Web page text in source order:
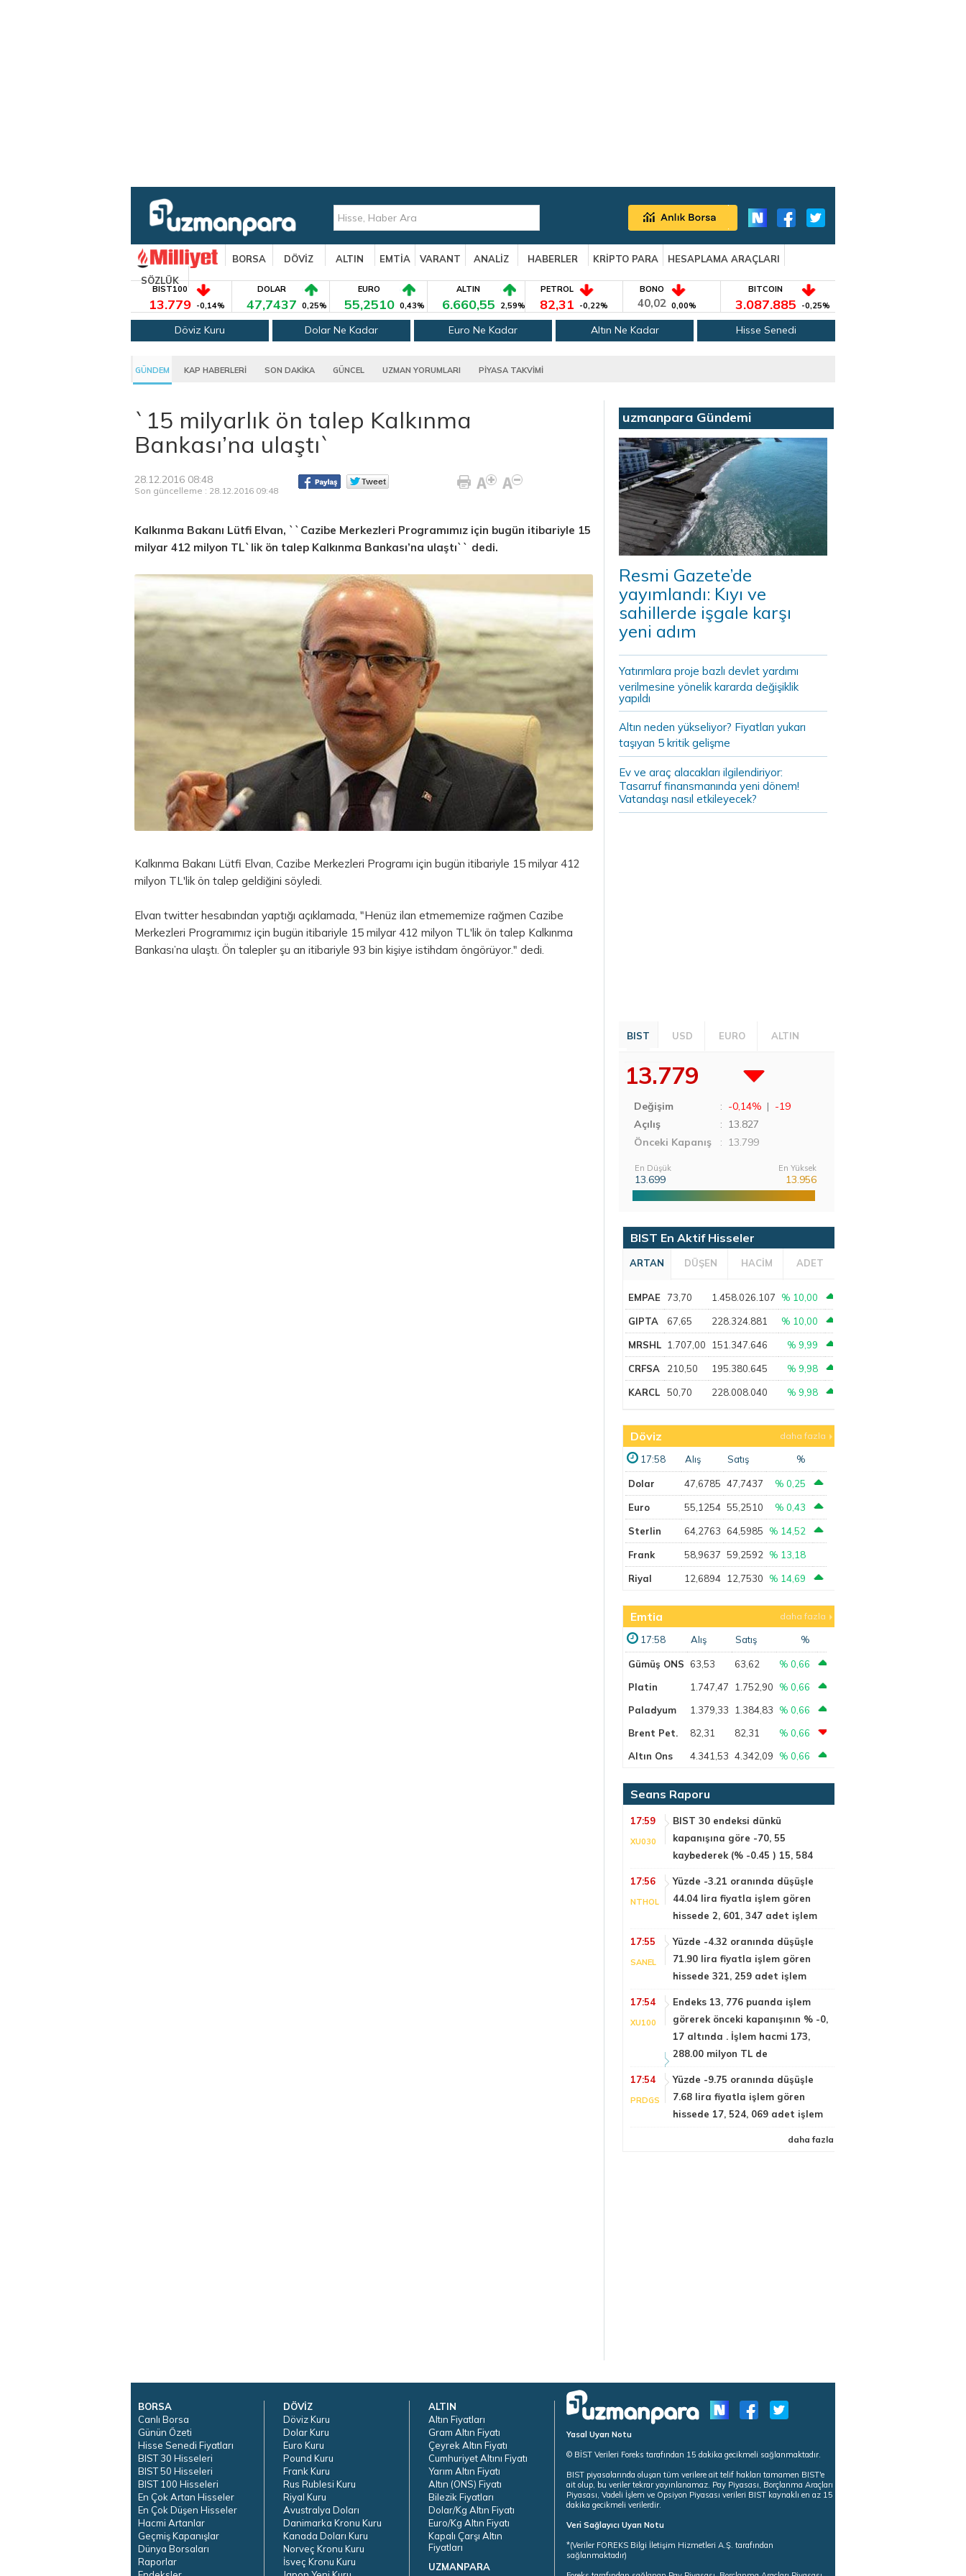
BORSA DÖVİZ ALTIN EMTİA VARANT ANALİZ HABERLER KRİPTO PARA
HESAPLAMA ARAÇLARI
SÖZLÜK
BIST100
13.779 -0,14%
DOLAR
47,7437 0,25%
EURO
55,2510 0,43%
ALTIN
6.660,55 2,59%
PETROL
82,31 -0,22%
BONO
40,02 0,00%
BITCOIN
3.087.885 -0,25%
Döviz Kuru Dolar Ne Kadar Euro Ne Kadar Altın Ne Kadar Hisse Senedi
GÜNDEM KAP HABERLERİ SON DAKİKA GÜNCEL UZMAN YORUMLARI PİYASA TAKVİMİ
`15 milyarlık ön talep Kalkınma
Bankası’na ulaştı`
28.12.2016 08:48
Son güncelleme : 28.12.2016 09:48
Kalkınma Bakanı Lütfi Elvan, ``Cazibe Merkezleri Programımız için bugün itibariyle 15
milyar 412 milyon TL`lik ön talep Kalkınma Bankası’na ulaştı`` dedi.
Kalkınma Bakanı Lütfi Elvan, Cazibe Merkezleri Programı için bugün itibariyle 15 milyar 412
milyon TL'lik ön talep geldiğini söyledi.
Elvan twitter hesabından yaptığı açıklamada, "Henüz ilan etmememize rağmen Cazibe
Merkezleri Programımız için bugün itibariyle 15 milyar 412 milyon TL'lik ön talep Kalkınma
Bankası’na ulaştı. Ön talepler şu an itibariyle 93 bin kişiye istihdam öngörüyor." dedi.
uzmanpara Gündemi
Resmi Gazete’de
yayımlandı: Kıyı ve
sahillerde işgale karşı
yeni adım
Yatırımlara proje bazlı devlet yardımı
verilmesine yönelik kararda değişiklik
yapıldı
Altın neden yükseliyor? Fiyatları yukarı
taşıyan 5 kritik gelişme
Ev ve araç alacakları ilgilendiriyor:
Tasarruf finansmanında yeni dönem!
Vatandaşı nasıl etkileyecek?
BIST USD EURO ALTIN
13.779
Değişim : -0,14% | -19
Açılış
: 13.827
Önceki Kapanış
: 13.799
En Düşük
13.699
En Yüksek
13.956
BIST En Aktif Hisseler
ARTAN DÜŞEN HACİM ADET
EMPAE 73,70 1.458.026.107 % 10,00
GIPTA 67,65 228.324.881 % 10,00
MRSHL 1.707,00 151.347.646 % 9,99
CRFSA 210,50 195.380.645 % 9,98
KARCL 50,70 228.008.040 % 9,98
Döviz daha fazla
17:58 Alış Satış %
Dolar 47,6785 47,7437 % 0,25
Euro 55,1254 55,2510 % 0,43
Sterlin 64,2763 64,5985 % 14,52
Frank 58,9637 59,2592 % 13,18
Riyal 12,6894 12,7530 % 14,69
Emtia daha fazla
17:58 Alış Satış %
Gümüş ONS 63,53 63,62
% 0,66
Platin
1.747,47 1.752,90
% 0,66
Paladyum
1.379,33 1.384,83
% 0,66
Brent Pet.
82,31 82,31
% 0,66
Altın Ons
4.341,53 4.342,09 % 0,66
Seans Raporu
17:59
XU030
BIST 30 endeksi dünkü
kapanışına göre -70, 55
kaybederek (% -0.45 ) 15, 584
17:56
NTHOL
Yüzde -3.21 oranında düşüşle
44.04 lira fiyatla işlem gören
hissede 2, 601, 347 adet işlem
17:55
SANEL
Yüzde -4.32 oranında düşüşle
71.90 lira fiyatla işlem gören
hissede 321, 259 adet işlem
17:54
XU100
Endeks 13, 776 puanda işlem
görerek önceki kapanışının % -0,
17 altında . İşlem hacmi 173,
288.00 milyon TL de
17:54
PRDGS
Yüzde -9.75 oranında düşüşle
7.68 lira fiyatla işlem gören
hissede 17, 524, 069 adet işlem
daha fazla
BORSA
Canlı Borsa
Günün Özeti
Hisse Senedi Fiyatları
BIST 30 Hisseleri
BIST 50 Hisseleri
BIST 100 Hisseleri
En Çok Artan Hisseler
En Çok Düşen Hisseler
Hacmi Artanlar
Geçmiş Kapanışlar
Dünya Borsaları
Raporlar
DÖVİZ
Döviz Kuru
Dolar Kuru
Euro Kuru
Pound Kuru
Frank Kuru
Rus Rublesi Kuru
Riyal Kuru
Avustralya Doları
Danimarka Kronu Kuru
Kanada Doları Kuru
Norveç Kronu Kuru
İsveç Kronu Kuru
ALTIN
Altın Fiyatları
Gram Altın Fiyatı
Çeyrek Altın Fiyatı
Cumhuriyet Altını Fiyatı
Yarım Altın Fiyatı
Altın (ONS) Fiyatı
Bilezik Fiyatları
Dolar/Kg Altın Fiyatı
Euro/Kg Altın Fiyatı
Kapalı Çarşı Altın
Fiyatları
UZMANPARA
Yasal Uyarı Notu
© BİST Verileri Foreks tarafından 15 dakika gecikmeli sağlanmaktadır.
BIST piyasalarında oluşan tüm verilere ait telif hakları tamamen BIST'e
ait olup, bu veriler tekrar yayınlanamaz. Pay Piyasası, Borçlanma Araçları
Piyasası, Vadeli İşlem ve Opsiyon Piyasası verileri BIST kaynaklı en az 15
dakika gecikmeli verilerdir.
Veri Sağlayıcı Uyarı Notu
*(Veriler FOREKS Bilgi İletişim Hizmetleri A.Ş. tarafından
sağlanmaktadır)